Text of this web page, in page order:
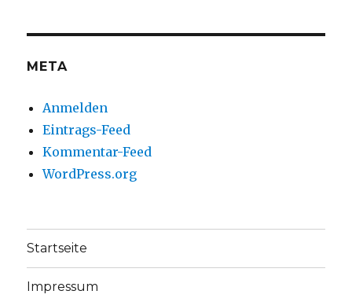
anzeigenanzeigen
META
Anmelden
Eintrags-Feed
Kommentar-Feed
WordPress.org
Startseite
Impressum